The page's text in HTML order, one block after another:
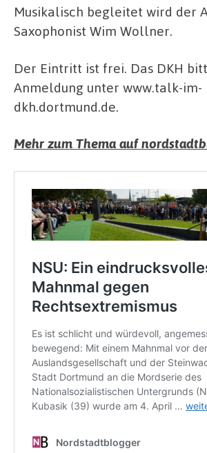
Musikalisch begleitet wird der
Saxophonist Wim Wollner.
Der Eintritt ist frei. Das DKH
Anmeldung unter www.talk-im-
dkh.dortmund.de.
Mehr zum Thema auf